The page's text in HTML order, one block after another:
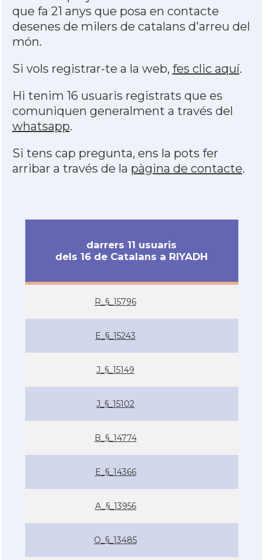
que fa 21 anys que posa en contacte
desenes de milers de catalans d'arreu del
món.
Si vols registrar-te a la web, fes clic aquí.
Hi tenim 16 usuaris registrats que es
comuniquen generalment a través del
whatsapp.
Si tens cap pregunta, ens la pots fer
arribar a través de la pàgina de contacte.
darrers 11 usuaris
dels 16 de Catalans a RIYADH
R_§_15796
E_§_15243
J_§_15149
J_§_15102
B_§_14774
E_§_14366
A_§_13956
O_§_13485